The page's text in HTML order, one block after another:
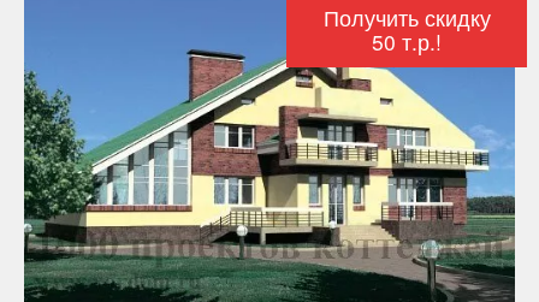
Получить скидку
50 т.р.!